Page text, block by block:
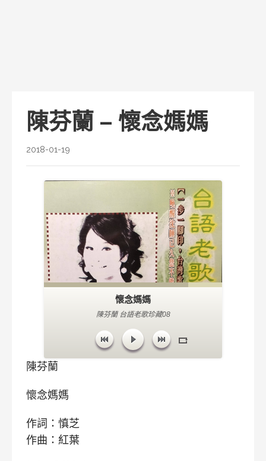
陳芬蘭 – 懷念媽媽
2018-01-19
懷念媽媽
陳芬蘭 台語老歌珍藏08
陳芬蘭
懷念媽媽
作詞：慎芝
作曲：紅葉